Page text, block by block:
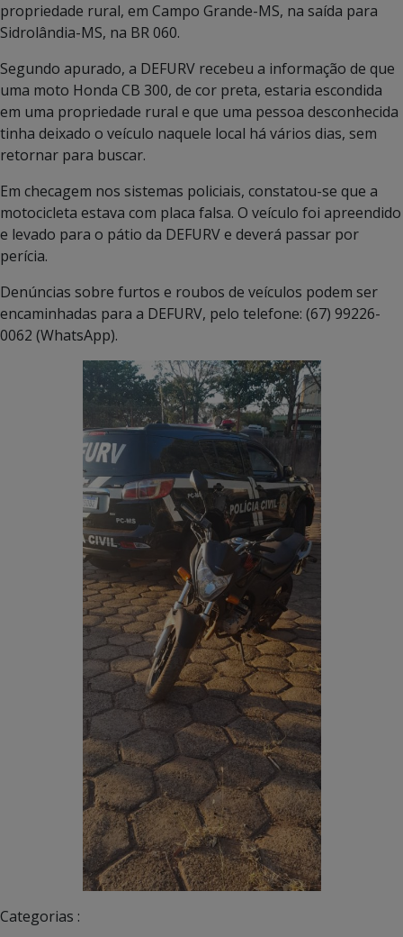
propriedade rural, em Campo Grande-MS, na saída para
Sidrolândia-MS, na BR 060.
Segundo apurado, a DEFURV recebeu a informação de que
uma moto Honda CB 300, de cor preta, estaria escondida
em uma propriedade rural e que uma pessoa desconhecida
tinha deixado o veículo naquele local há vários dias, sem
retornar para buscar.
Em checagem nos sistemas policiais, constatou-se que a
motocicleta estava com placa falsa. O veículo foi apreendido
e levado para o pátio da DEFURV e deverá passar por
perícia.
Denúncias sobre furtos e roubos de veículos podem ser
encaminhadas para a DEFURV, pelo telefone: (67) 99226-
0062 (WhatsApp).
Categorias :